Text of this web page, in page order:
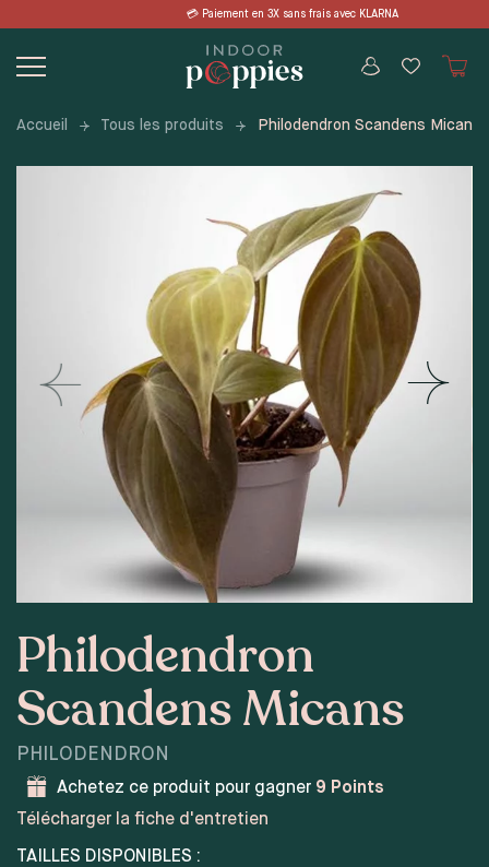
content
3X sans frais avec KLARNA 📦
Accueil Tous les produits Philodendron Scandens Micans
Philodendron
Scandens Micans
PHILODENDRON
Achetez ce produit pour gagner 9 Points
Télécharger la fiche d'entretien
TAILLES DISPONIBLES :